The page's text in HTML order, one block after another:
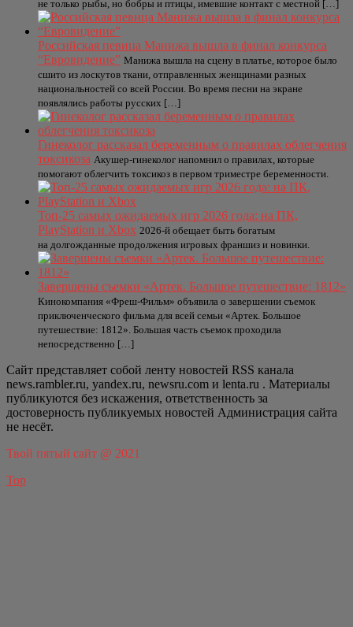
не только рыбы, но бобры и птицы, имевшие контакт с местной […]
Российская певица Манижа вышла в финал конкурса
“Евровидение” Манижа вышла на сцену в платье, которое было
сшито из лоскутов ткани, отправленных женщинами разных
национальностей со всей России. Во время песни на экране
появлялись работы русских […]
Гинеколог рассказал беременным о правилах облегчения
токсикоза Акушер-гинеколог напомнил о правилах, которые
помогают облегчить токсикоз в первом триместре беременности.
Топ-25 самых ожидаемых игр 2026 года: на ПК,
PlayStation и Xbox 2026-й обещает быть богатым
на долгожданные продолжения игровых франшиз и новинки.
Завершены съемки «Артек. Большое путешествие: 1812»
Кинокомпания «Фреш-Фильм» объявила о завершении съемок
приключенческого фильма для всей семьи «Артек. Большое
путешествие: 1812». Большая часть съемок проходила
непосредственно […]
Сайт представляет собой ленту новостей RSS канала
news.rambler.ru, yandex.ru, newsru.com и lenta.ru . Материалы
публикуются без искажения, ответственность за
достоверность публикуемых новостей Администрация сайта
не несёт.
Твой пятый сайт @ 2021
Top